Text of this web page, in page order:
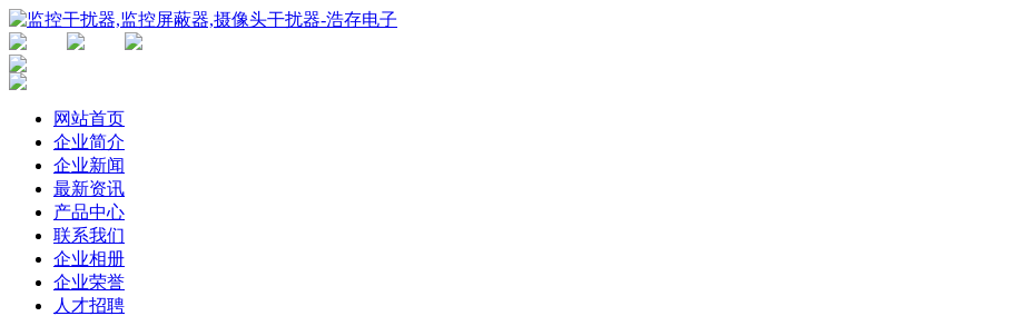
网站首页
企业简介
企业新闻
最新资讯
产品中心
联系我们
企业相册
企业荣誉
人才招聘